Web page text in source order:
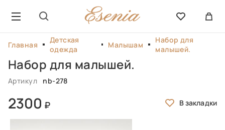
Главная
Детская
одежда
Малышам
Набор для
малышей.
Набор для малышей.
Артикул nb-278
2300